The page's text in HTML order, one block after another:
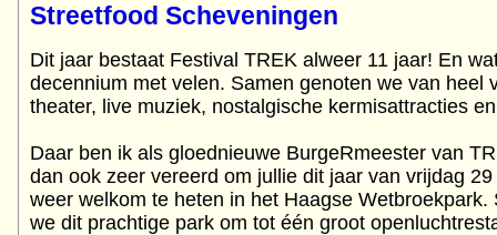
Streetfood Scheveningen
Dit jaar bestaat Festival TREK alweer 11 jaar! En
decennium met velen. Samen genoten we van heel
theater, live muziek, nostalgische kermisattracties
Daar ben ik als gloednieuwe BurgeRmeester van
dan ook zeer vereerd om jullie dit jaar van vrijdag
weer welkom te heten in het Haagse
we dit prachtige park om tot één groot